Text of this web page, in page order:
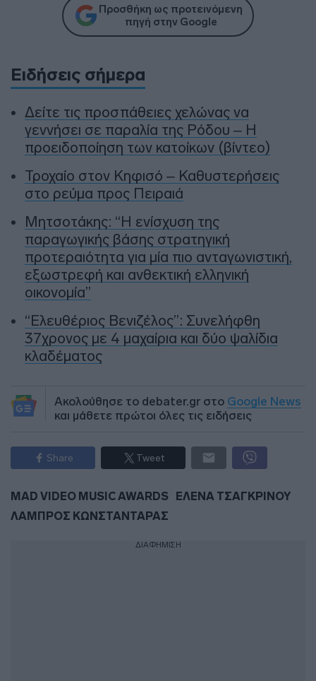
Προσθήκη ως προτεινόμενη
πηγή στην Google
Ειδήσεις σήμερα
Δείτε τις προσπάθειες χελώνας να
γεννήσει σε παραλία της Ρόδου – Η
προειδοποίηση των κατοίκων (βίντεο)
Τροχαίο στον Κηφισό – Καθυστερήσεις
στο ρεύμα προς Πειραιά
Μητσοτάκης: “Η ενίσχυση της
παραγωγικής βάσης στρατηγική
προτεραιότητα για μία πιο ανταγωνιστική,
εξωστρεφή και ανθεκτική ελληνική
οικονομία”
“Ελευθέριος Βενιζέλος”: Συνελήφθη
37χρονος με 4 μαχαίρια και δύο ψαλίδια
κλαδέματος
Ακολούθησε το debater.gr στο Google News
και μάθετε πρώτοι όλες τις ειδήσεις
Share Tweet
MAD VIDEO MUSIC AWARDS
ΕΛΕΝΑ ΤΣΑΓΚΡΙΝΟΥ
ΛΑΜΠΡΟΣ ΚΩΝΣΤΑΝΤΑΡΑΣ
ΔΙΑΦΗΜΙΣΗ